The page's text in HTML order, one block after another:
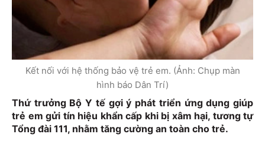
Kết nối với hệ thống bảo vệ trẻ em. (Ảnh: Chụp màn
hình báo Dân Trí)
Thứ trưởng Bộ Y tế gợi ý phát triển ứng dụng giúp
trẻ em gửi tín hiệu khẩn cấp khi bị xâm hại, tương tự
Tổng đài 111, nhằm tăng cường an toàn cho trẻ.